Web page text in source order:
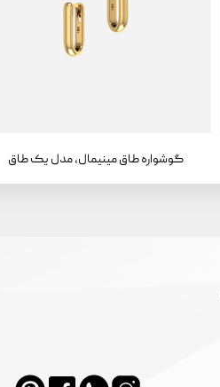
گوشواره طاق مینیمال، مدل یک طاق